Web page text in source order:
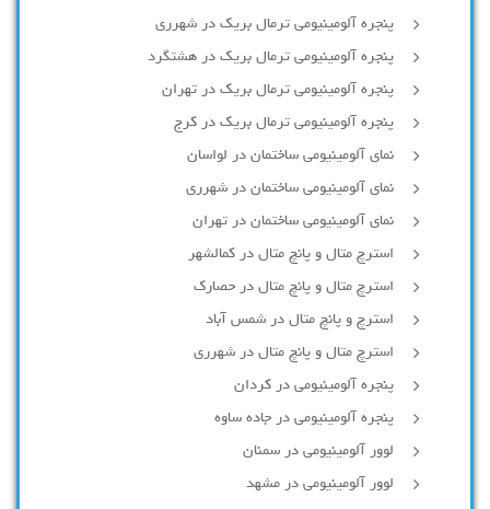
پنجره آلومینیومی ترمال بریک در شهرری
پنجره آلومینیومی ترمال بریک در هشتگرد
پنجره آلومینیومی ترمال بریک در تهران
پنجره آلومینیومی ترمال بریک در کرج
نمای آلومینیومی ساختمان در لواسان
نمای آلومینیومی ساختمان در شهرری
نمای آلومینیومی ساختمان در تهران
استرچ متال و پانچ متال در کمالشهر
استرچ متال و پانچ متال در حصارك
استرچ و پانچ متال در شمس آباد
استرچ متال و پانچ متال در شهرری
پنجره آلومینیومی در کردان
پنجره آلومینیومی در جاده ساوه
لوور آلومینیومی در سمنان
لوور آلومینیومی در مشهد